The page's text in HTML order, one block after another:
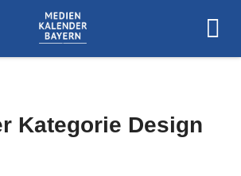
Kategorie Design